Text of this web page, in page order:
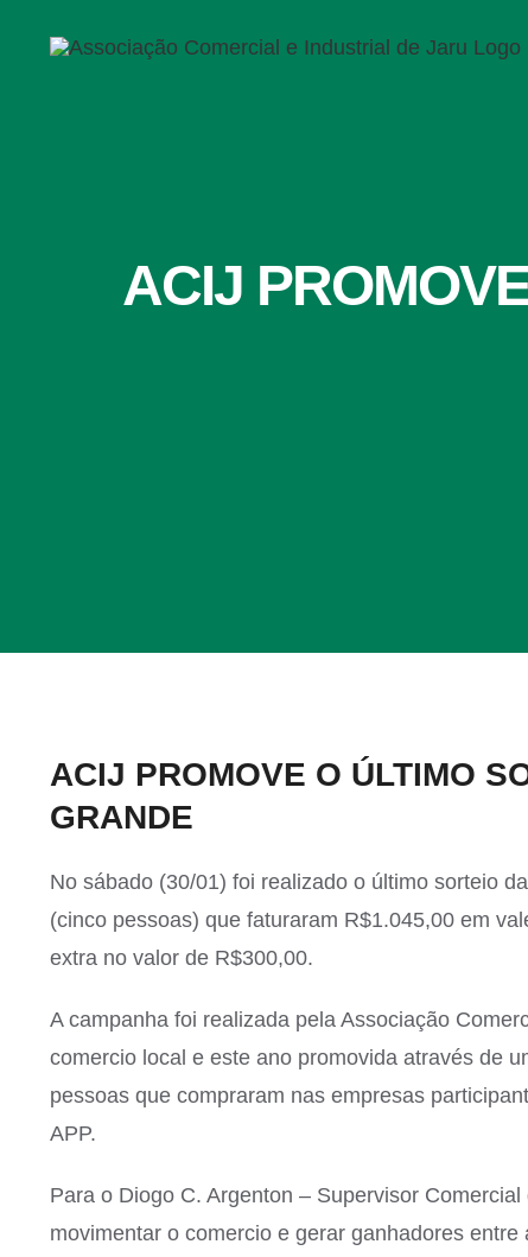
ACIJ
Larger
Image
ACIJ PROMOVE O ÚLTIMO
GRANDE
No sábado (30/01) foi realizado o último sorteio
(cinco pessoas) que faturaram R$1.045,00 em
extra no valor de R$300,00.
A campanha foi realizada pela Associação
comercio local e este ano promovida através de
pessoas que compraram nas empresas
APP.
Para o Diogo C. Argenton – Supervisor
movimentar o comercio e gerar ganhadores